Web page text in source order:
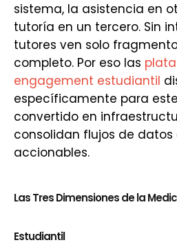
sistema, la asistencia en
tutoría en un tercero. Sin
tutores ven solo
completo. Por eso las
engagement estudiantil
específicamente para
convertido en
consolidan flujos de datos
accionables.
Las Tres Dimensiones de la
Estudiantil